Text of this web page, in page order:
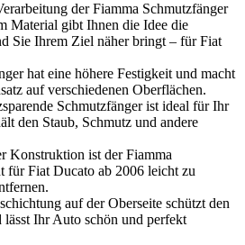
der Fiamma Schmutzfänger
Material gibt Ihnen die Idee die
Sie Ihrem Ziel näher bringt – für Fiat
hat eine höhere Festigkeit und macht
auf verschiedenen Oberflächen.
Schmutzfänger ist ideal für Ihr
den Staub, Schmutz und andere
Konstruktion ist der Fiamma
für Fiat Ducato ab 2006 leicht zu
auf der Oberseite schützt den
lässt Ihr Auto schön und perfekt